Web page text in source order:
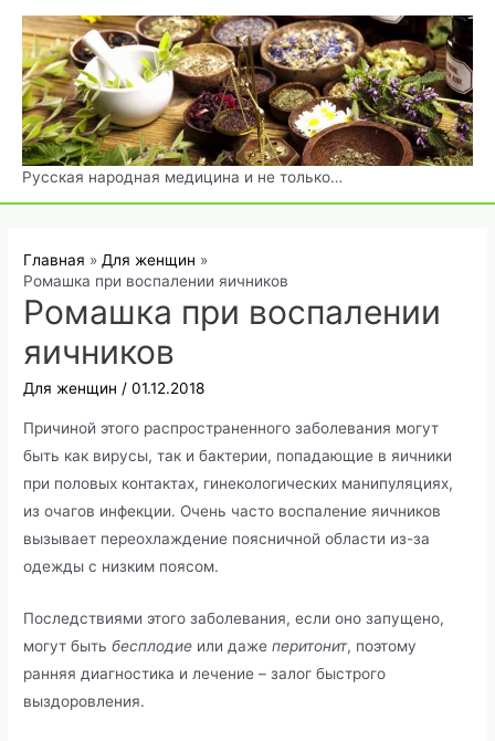
Перейти
содержимому
Русская народная медицина и не только…
Главная
Для женщин
Ромашка при воспалении яичников
Ромашка при воспалении
яичников
Для женщин /01.12.2018
Причиной этого распространенного заболевания могут
быть как вирусы, так и бактерии, попадающие в яичники
при половых контактах, гинекологических манипуляциях,
из очагов инфекции. Очень часто воспаление яичников
вызывает переохлаждение поясничной области из-за
одежды с низким поясом.
Последствиями этого заболевания, если оно запущено,
могут бытьбесплодие или дажеперитонит, поэтому
ранняя диагностика и лечение – залог быстрого
выздоровления.